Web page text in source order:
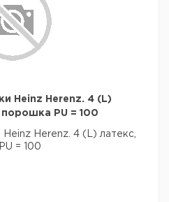
Heinz Herenz. 4 (L)
PU = 100
Heinz Herenz. 4 (L) латекс,
= 100